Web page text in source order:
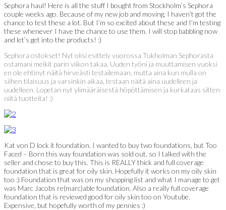
Sephora haul! Here is all the stuff I bought from Stockholm’s Sephora
couple weeks ago. Because of my new job and moving, I haven’t got the
chance to test these a lot. But I’m so excited about these and I’m testing
these whenever I have the chance to use them. I will stop babbling now
and let’s get into the products! :)
Sephora ostokset! Nyt olisi esittely vuorossa Tukholman Sephorasta
ostamani meikit parin viikon takaa. Uuden työni ja muuttamisen vuoksi
en ole ehtinyt näitä hirveästi testailemaan, mutta aina kun mulla on
siihen tilaisuus ja varsinkin aikaa, testaan näitä aina uudelleen ja
uudelleen. Lopetan nyt ylimääräisestä höpöttämisen ja kurkataas sitten
niitä tuotteita! :)
Kat von D lock it foundation. I wanted to buy two foundations, but Too
Faced – Born this way foundation was sold out, so I talked with the
seller and chose to buy this. This is REALLY thick and full coverage
foundation that is great for oily skin. Hopefully it works on my oily skin
too :) Foundation that was on my shopping list and what I manage to get
was Marc Jacobs re(marc)able foundation. Also a really full coverage
foundation that is reviewed good for oily skin too on Youtube.
Expensive, but hopefully worth of my pennies :)